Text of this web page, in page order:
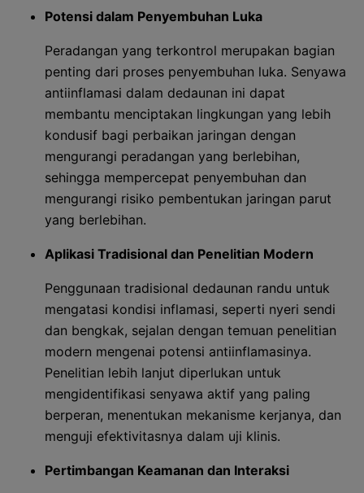
Potensi dalam Penyembuhan Luka
Peradangan yang terkontrol merupakan bagian
penting dari proses penyembuhan luka. Senyawa
antiinflamasi dalam dedaunan ini dapat
membantu menciptakan lingkungan yang lebih
kondusif bagi perbaikan jaringan dengan
mengurangi peradangan yang berlebihan,
sehingga mempercepat penyembuhan dan
mengurangi risiko pembentukan jaringan parut
yang berlebihan.
Aplikasi Tradisional dan Penelitian Modern
Penggunaan tradisional dedaunan randu untuk
mengatasi kondisi inflamasi, seperti nyeri sendi
dan bengkak, sejalan dengan temuan penelitian
modern mengenai potensi antiinflamasinya.
Penelitian lebih lanjut diperlukan untuk
mengidentifikasi senyawa aktif yang paling
berperan, menentukan mekanisme kerjanya, dan
menguji efektivitasnya dalam uji klinis.
Pertimbangan Keamanan dan Interaksi